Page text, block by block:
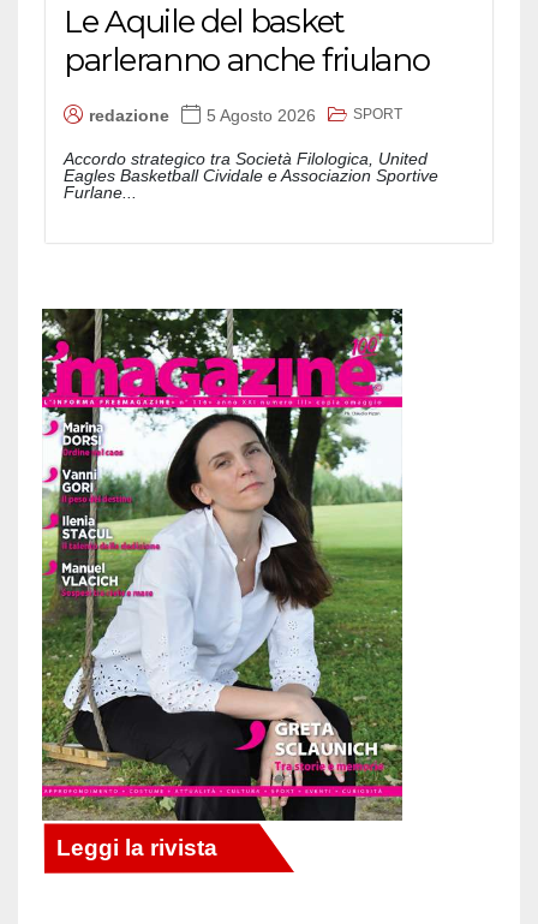
Le Aquile del basket
parleranno anche friulano
redazione 5 Agosto 2026 SPORT
Accordo strategico tra Società Filologica, United
Eagles Basketball Cividale e Associazion Sportive
Furlane...